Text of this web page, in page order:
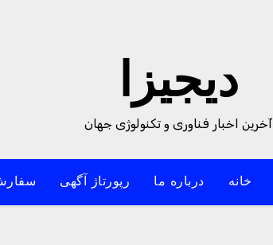
دیجیزا
آخرین اخبار فناوری و تکنولوژی جهان
خانه درباره ما رپورتاژ آگهی